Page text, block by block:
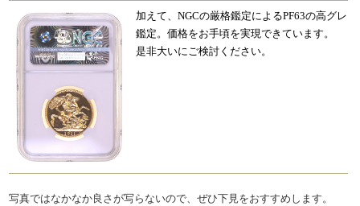
加えて、NGCの厳格鑑定によるPF63の高グレ
鑑定。価格をお手頃を実現できています。
是非大いにご検討ください。
写真ではなかなか良さが写らないので、ぜひ下見をおすすめします。